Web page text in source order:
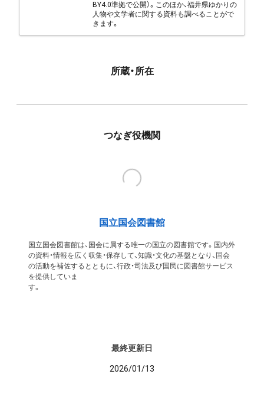
BY4.0準拠で公開）。このほか、福井県ゆかりの
人物や文学者に関する資料も調べることがで
きます。
所蔵・所在
つなぎ役機関
国立国会図書館
国立国会図書館は、国会に属する唯一の国立の図書館です。国内外
の資料・情報を広く収集・保存して、知識・文化の基盤となり、国会
の活動を補佐するとともに、行政・司法及び国民に図書館サービス
を提供していま
す
最終更新日
2026/01/13